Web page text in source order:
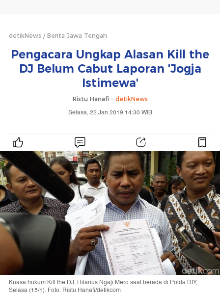
detikNews Berita Jawa Tengah
Pengacara Ungkap Alasan Kill the
DJ Belum Cabut Laporan 'Jogja
Istimewa'
Ristu Hanafi - detikNews
Selasa, 22 Jan 2019 14:30 WIB
Kuasa hukum Kill the DJ, Hilarius Ngaji Mero saat berada di Polda DIY,
Selasa (15/1). Foto: Ristu Hanafi/detikcom